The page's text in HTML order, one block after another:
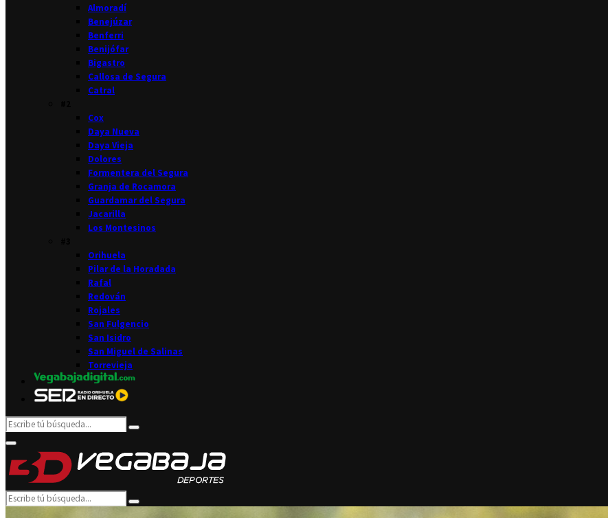
Almoradí
Benejúzar
Benferri
Benijófar
Bigastro
Callosa de Segura
Catral
Cox
Daya Nueva
Daya Vieja
Dolores
Formentera del Segura
Granja de Rocamora
Guardamar del Segura
Jacarilla
Los Montesinos
Orihuela
Pilar de la Horadada
Rafal
Redován
Rojales
San Fulgencio
San Isidro
San Miguel de Salinas
Torrevieja
Search
for:
Search
Primary
Menu
Search
for:
Search